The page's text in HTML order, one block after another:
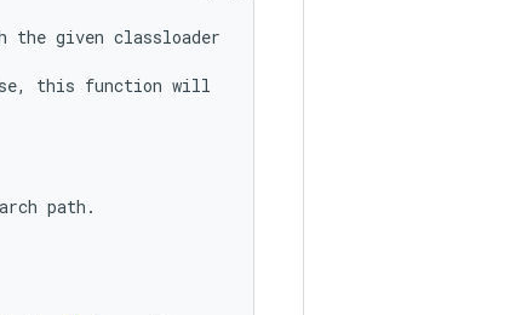
the given classloader
, this function will
path .